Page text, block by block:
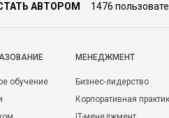
АВТОРОМ 1476
обучение
МЕНЕДЖМЕНТ
Бизнес-лидерство
Корпоративная